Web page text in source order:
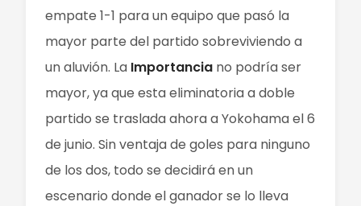
empate 1-1 para un equipo que pasó la
mayor parte del partido sobreviviendo a
un aluvión. La Importancia no podría ser
mayor, ya que esta eliminatoria a doble
partido se traslada ahora a Yokohama el 6
de junio. Sin ventaja de goles para ninguno
de los dos, todo se decidirá en un
escenario donde el ganador se lo lleva